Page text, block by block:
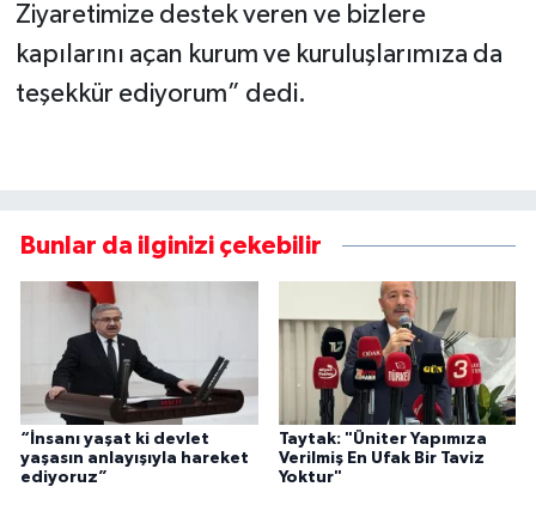
Ziyaretimize destek veren ve bizlere
kapılarını açan kurum ve kuruluşlarımıza da
teşekkür ediyorum” dedi.
Bunlar da ilginizi çekebilir
“İnsanı yaşat ki devlet
yaşasın anlayışıyla hareket
ediyoruz”
Taytak: "Üniter Yapımıza
Verilmiş En Ufak Bir Taviz
Yoktur"